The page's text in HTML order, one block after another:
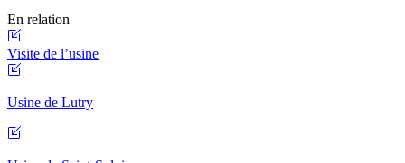
En relation
Visite de l’usine
Usine de Lutry